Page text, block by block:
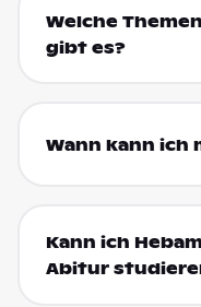
Welche
gibt es?
Wann kann ich
Kann ich
Abitur